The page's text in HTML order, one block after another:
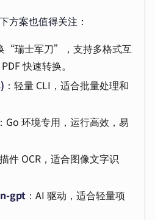
方案也值得关注：
“瑞士军刀”，支持多格式互
快速转换。
：轻量 CLI，适合批量处理和
：Go 环境专用，运行高效，易
件 OCR，适合图像文字识
gpt ：AI 驱动，适合轻量项